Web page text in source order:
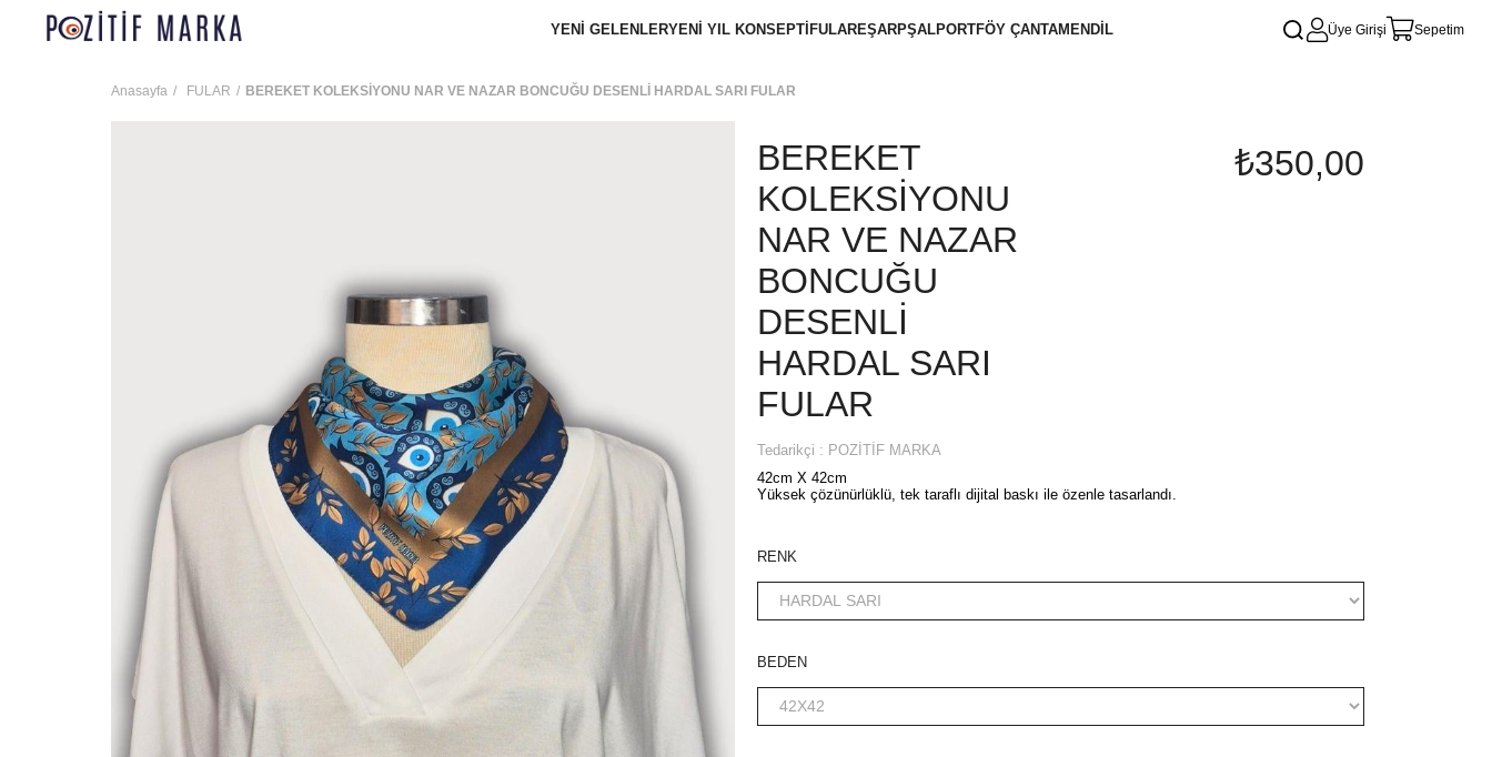
YENİ GELENLERYENİ YIL KONSEPTİ FULAREŞARPŞALPORTFÖY ÇANTAMENDİL Üye Girişi Sepetim
Anasayfa FULAR BEREKET KOLEKSİYONU NAR VE NAZAR BONCUĞU DESENLİ HARDAL SARI FULAR
BEREKET
KOLEKSİYONU
NAR VE NAZAR
BONCUĞU
DESENLİ
HARDAL SARI
FULAR
₺350,00
Tedarikçi : POZİTİF MARKA
42cm X 42cm
Yüksek çözünürlüklü, tek taraflı dijital baskı ile özenle tasarlandı.
RENK
BEDEN